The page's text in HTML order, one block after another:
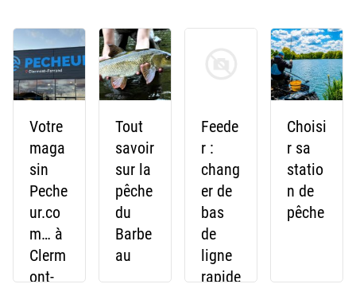
Votre
maga
sin
Peche
ur.co
m… à
Clerm
ont-
Tout
savoir
sur la
pêche
du
Barbe
au
Feede
r :
chang
er de
bas
de
ligne
rapide
Choisi
r sa
statio
n de
pêche